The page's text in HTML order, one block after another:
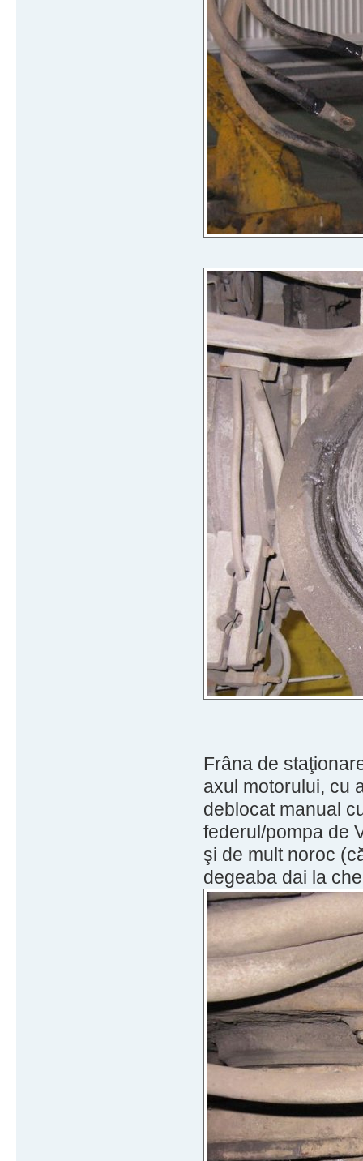
Frâna de
axul motorului, cu
deblocat manual
federul/pompa de
şi de mult noroc
degeaba dai la